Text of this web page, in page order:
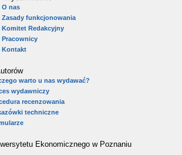
O nas
Zasady funkcjonowania
Komitet Redakcyjny
Pracownicy
Kontakt
warto u nas wydawać?
wydawniczy
recenzowania
techniczne
Ekonomicznego w Poznaniu